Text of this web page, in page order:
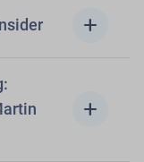
add
add